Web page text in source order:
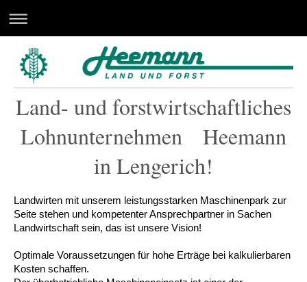
Land- und forstwirtschaftliches
Lohnunternehmen Heemann
in Lengerich!
Landwirten mit unserem leistungsstarken Maschinenpark zur
Seite stehen und kompetenter Ansprechpartner in Sachen
Landwirtschaft sein, das ist unsere Vision!
Optimale Voraussetzungen für hohe Erträge bei kalkulierbaren
Kosten schaffen.